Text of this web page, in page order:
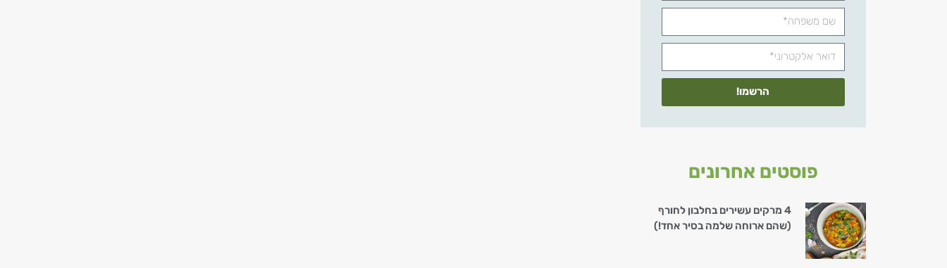
הרשמו!
פוסטים אחרונים
4 מרקים עשירים בחלבון לחורף
(שהם ארוחה שלמה בסיר אחד!)